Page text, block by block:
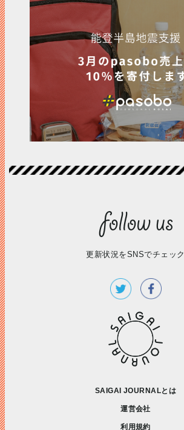
更新状況をSNSでチェック
SAIGAI JOURNALとは
運営会社
利用規約